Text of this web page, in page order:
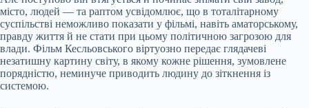
місто, людей — та раптом усвідомлює, що в тоталітарному
суспільстві неможливо показати у фільмі, навіть аматорському,
правду життя й не стати при цьому політичною загрозою для
влади. Фільм Кесльовського віртуозно передає глядачеві
незатишну картину світу, в якому кожне рішення, зумовлене
порядністю, неминуче приводить людину до зіткнення із
системою.